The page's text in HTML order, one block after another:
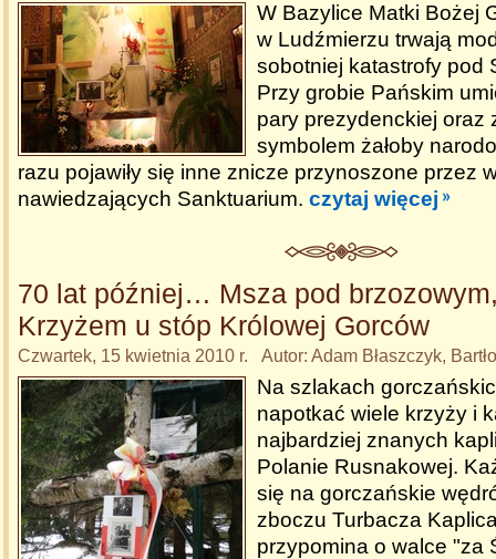
W Bazylice Matki Bożej
w Ludźmierzu trwają
sobotniej katastrofy pod
Przy grobie Pańskim
pary prezydenckiej oraz
symbolem żałoby
razu pojawiły się inne znicze przynoszone przez
nawiedzających Sanktuarium. czytaj więcej
70 lat później… Msza pod
Krzyżem u stóp Królowej Gorców
Czwartek, 15 kwietnia 2010 r. Autor: Adam Błaszczyk,
Na szlakach
napotkać wiele krzyży i
najbardziej znanych
Polanie Rusnakowej.
się na gorczańskie
zboczu Turbacza
przypomina o walce "za